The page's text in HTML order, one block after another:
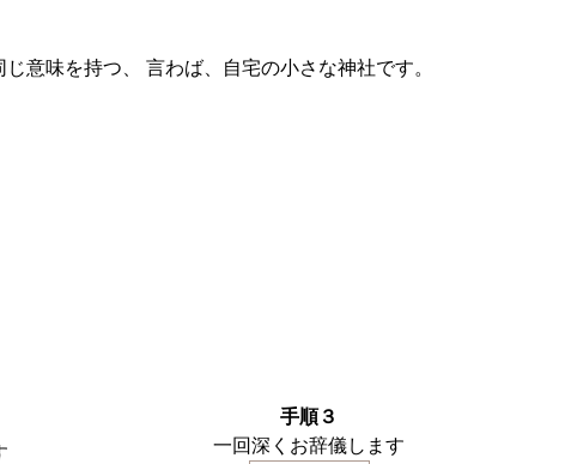
意味を持つ、 言わば、自宅の小さな神社です。
手順３
一回深くお辞儀します